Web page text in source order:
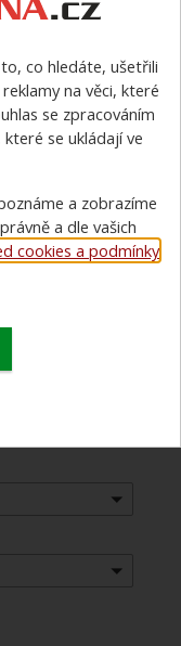
zboží
co hledáte, ušetřili
na věci, které
se zpracováním
se ukládají ve
a zobrazíme
a dle vašich
cookies a podmínky